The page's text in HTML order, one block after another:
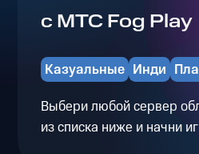
с МТС Fog Play
Казуальные Инди
Выбери любой сервер
из списка ниже и начни